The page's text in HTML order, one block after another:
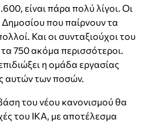
είναι πάρα πολύ λίγοι. Οι
Δημοσίου που παίρνουν τα
Και οι συνταξιούχοι του
750 ακόμα περισσότεροι.
η ομάδα εργασίας
αυτών των ποσών.
του νέου κανονισμού θα
του ΙΚΑ, με αποτέλεσμα